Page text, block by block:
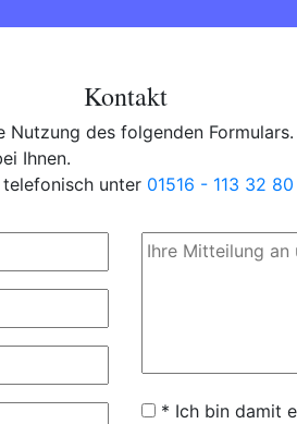
Kontakt
des folgenden
Ihnen.
unter 01516 - 113 32 80
* Ich bin damit